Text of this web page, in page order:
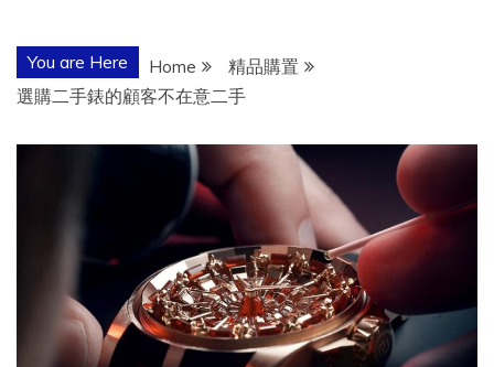
You are Here Home
精品購置
選購二手錶的顧客不在意二手